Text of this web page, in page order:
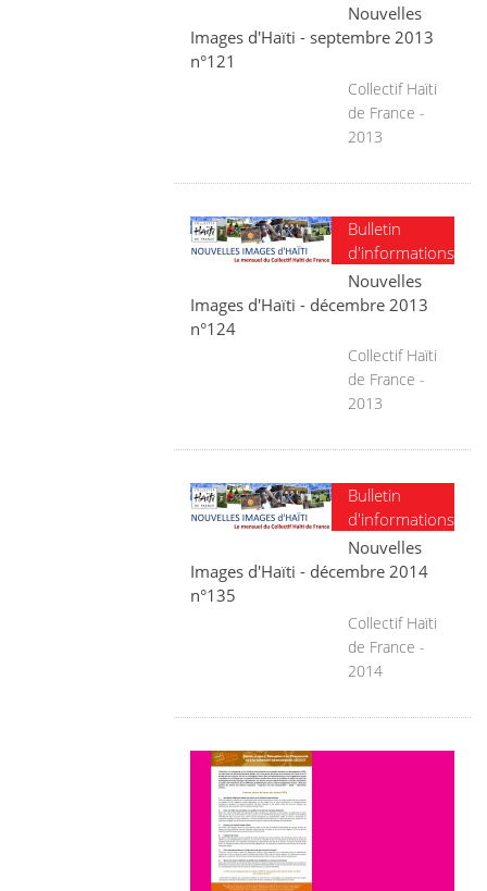
Nouvelles
Images d'Haïti - septembre 2013
n°121
Collectif Haïti
de France -
2013
Bulletin
d'informations
Nouvelles
Images d'Haïti - décembre 2013
n°124
Collectif Haïti
de France -
2013
Bulletin
d'informations
Nouvelles
Images d'Haïti - décembre 2014
n°135
Collectif Haïti
de France -
2014